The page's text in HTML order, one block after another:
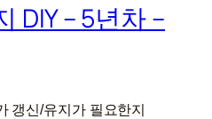
DIY – 5년차 –
갱신/유지가 필요한지